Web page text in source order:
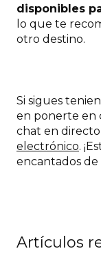
disponibles
lo que te
otro destino.
Si sigues
en ponerte en
chat en
electrónico.
encantados
Artículos